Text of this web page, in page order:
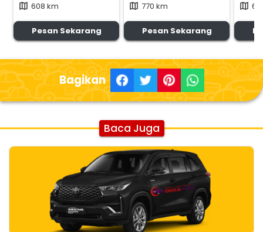
map 608 km
Pesan Sekarang
map 770 km
Pesan Sekarang
map
Bagikan
Baca Juga